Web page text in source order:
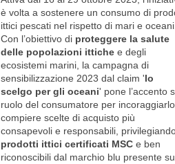
è volta a sostenere un consumo di
ittici pescati nel rispetto di mari e
Con l’obiettivo di proteggere la salute
delle popolazioni ittiche e degli
ecosistemi marini, la campagna di
sensibilizzazione 2023 dal claim 'Io
scelgo per gli oceani' pone l’accento
ruolo del consumatore per
compiere scelte di acquisto più
consapevoli e responsabili,
prodotti ittici certificati MSC e ben
riconoscibili dal marchio blu presente